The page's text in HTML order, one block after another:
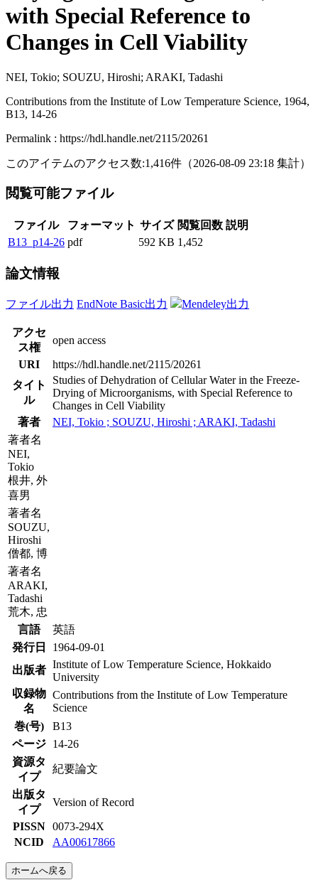
with Special Reference to
Changes in Cell Viability
NEI, Tokio; SOUZU, Hiroshi; ARAKI, Tadashi
Contributions from the Institute of Low Temperature Science, 1964,
B13, 14-26
Permalink : https://hdl.handle.net/2115/20261
このアイテムのアクセス数:1,416件 （2026-08-09 23:18 集計）
閲覧可能ファイル
ファイル フォーマット サイズ 閲覧回数 説明
B13_p14-26 pdf 592 KB 1,452
論文情報
ファイル出力 EndNote Basic出力 Mendeley出力
アクセ
ス権
open access
URI
https://hdl.handle.net/2115/20261
タイト
ル
Studies of Dehydration of Cellular Water in the Freeze-
Drying of Microorganisms, with Special Reference to
Changes in Cell Viability
著者
NEI, Tokio ; SOUZU, Hiroshi ; ARAKI, Tadashi
著者名
NEI,
Tokio
根井, 外
喜男
著者名
SOUZU,
Hiroshi
僧都, 博
著者名
ARAKI,
Tadashi
荒木, 忠
言語
英語
発行日
1964-09-01
出版者 Institute of Low Temperature Science, Hokkaido
University
収録物
名
Contributions from the Institute of Low Temperature
Science
巻(号)
B13
ページ
14-26
資源タ
イプ
紀要論文
出版タ
イプ
Version of Record
PISSN
0073-294X
NCID
AA00617866
ホームへ戻る